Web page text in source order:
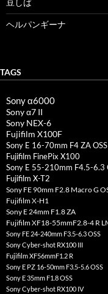
豆しば
ヘルパンギーナ
TAGS
Sony α6000
Sony α7 II
Sony NEX-6
Fujifilm X100F
Sony E 16-70mm F4 ZA OSS
Fujifilm FinePix X100
Sony E 55-210mm F4.5-6.3
Fujifilm X-T2
Sony FE 90mm F2.8 Macro G
Fujifilm X-H1
Sony E 24mm F1.8 ZA
Fujifilm XF18-55mmF2.8-4 R
Sony FE 24-240mm F3.5-6.3 OSS
Sony Cyber-shot RX100 III
Fujifilm XF56mmF1.2 R
Sony E PZ 16-50mm F3.5-5.6 OSS
Sony E 35mm F1.8 OSS
Sony Cyber-shot RX100 IV